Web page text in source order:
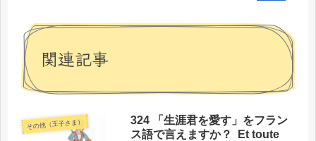
関連記事
その他（王子さま）
324 「生涯君を愛す」をフラン
ス語で言えますか？ Et toute